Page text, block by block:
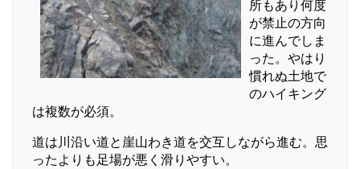
所もあり何度
が禁止の方向
に進んでしま
った。やはり
慣れぬ土地で
のハイキング
は複数が必須。
道は川沿い道と崖山わき道を交互しながら進む。思
ったよりも足場が悪く滑りやすい。